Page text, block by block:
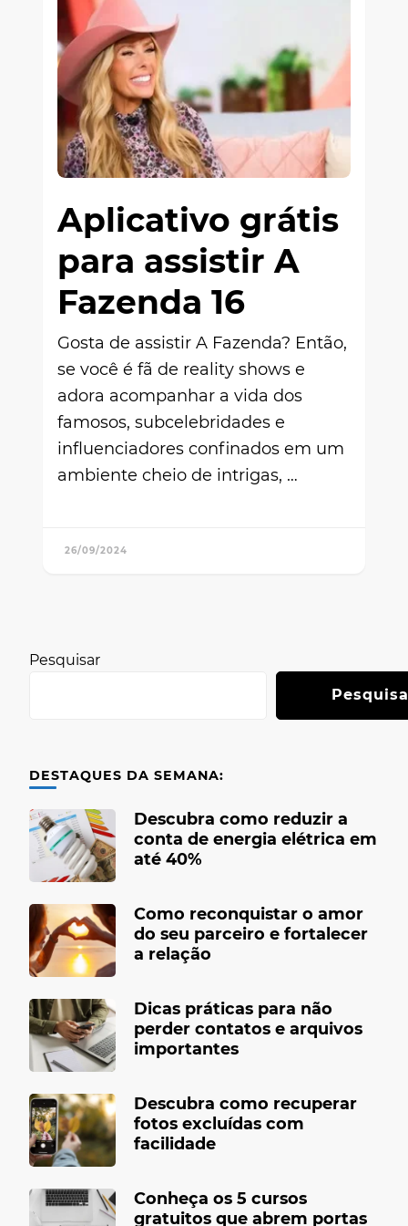
Aplicativo grátis
para assistir A
Fazenda 16
Gosta de assistir A Fazenda? Então,
se você é fã de reality shows e
adora acompanhar a vida dos
famosos, subcelebridades e
influenciadores confinados em um
ambiente cheio de intrigas, …
26/09/2024
Pesquisar
DESTAQUES DA SEMANA:
Descubra como reduzir a
conta de energia elétrica em
até 40%
Como reconquistar o amor
do seu parceiro e fortalecer
a relação
Dicas práticas para não
perder contatos e arquivos
importantes
Descubra como recuperar
fotos excluídas com
facilidade
Conheça os 5 cursos
gratuitos que abrem portas